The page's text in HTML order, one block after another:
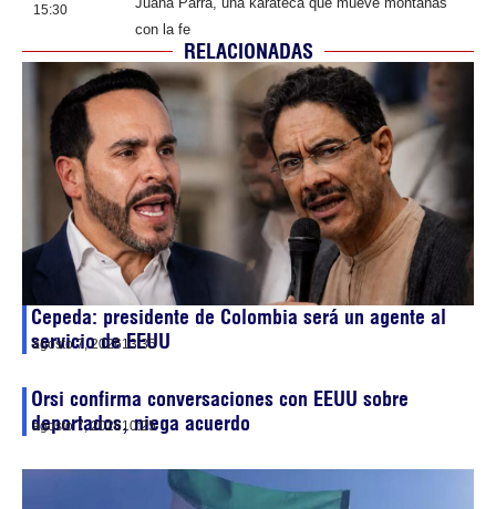
15:30
con la fe
RELACIONADAS
Cepeda: presidente de Colombia será un agente al
servicio de EEUU
agosto 7, 202613:35
Orsi confirma conversaciones con EEUU sobre
deportados, niega acuerdo
agosto 7, 202610:25